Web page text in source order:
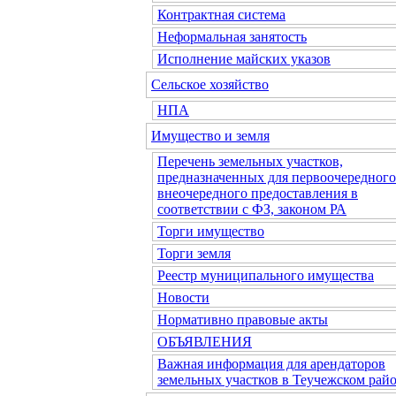
Контрактная система
Неформальная занятость
Исполнение майских указов
Сельское хозяйство
НПА
Имущество и земля
Перечень земельных участков,
предназначенных для
внеочередного предоставления в
соответствии с ФЗ, законом РА
Торги имущество
Торги земля
Реестр муниципального имущества
Новости
Нормативно правовые акты
ОБЪЯВЛЕНИЯ
Важная информация для арендаторов
земельных участков в Теучежском